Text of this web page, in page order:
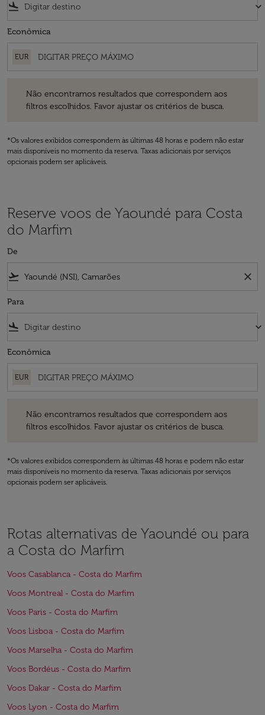
flight_land keyboard_arrow_down
Econômica
EUR
Não encontramos resultados que correspondem aos
filtros escolhidos. Favor ajustar os critérios de busca.
*Os valores exibidos correspondem às últimas 48 horas e podem não estar
mais disponíveis no momento da reserva. Taxas adicionais por serviços
opcionais podem ser aplicáveis.
Reserve voos de Yaoundé para Costa
do Marfim
De
flight_takeoff close
Para
flight_land keyboard_arrow_down
Econômica
EUR
Não encontramos resultados que correspondem aos
filtros escolhidos. Favor ajustar os critérios de busca.
*Os valores exibidos correspondem às últimas 48 horas e podem não estar
mais disponíveis no momento da reserva. Taxas adicionais por serviços
opcionais podem ser aplicáveis.
Rotas alternativas de Yaoundé ou para
a Costa do Marfim
Voos Casablanca - Costa do Marfim
Voos Montreal - Costa do Marfim
Voos Paris - Costa do Marfim
Voos Lisboa - Costa do Marfim
Voos Marselha - Costa do Marfim
Voos Bordéus - Costa do Marfim
Voos Dakar - Costa do Marfim
Voos Lyon - Costa do Marfim